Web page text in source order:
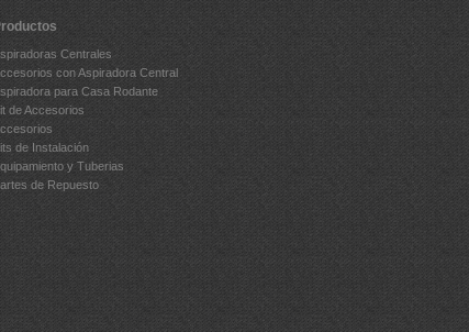
Centrales
con Aspiradora Central
para Casa Rodante
de Accesorios
de Instalación
y Tuberias
de Repuesto